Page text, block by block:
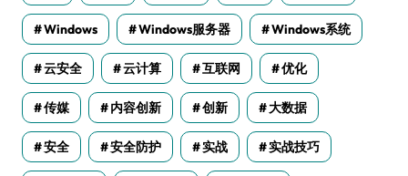
Windows Windows服务器 Windows系统
云安全 云计算 互联网 优化
传媒 内容创新 创新 大数据
安全 安全防护 实战 实战技巧